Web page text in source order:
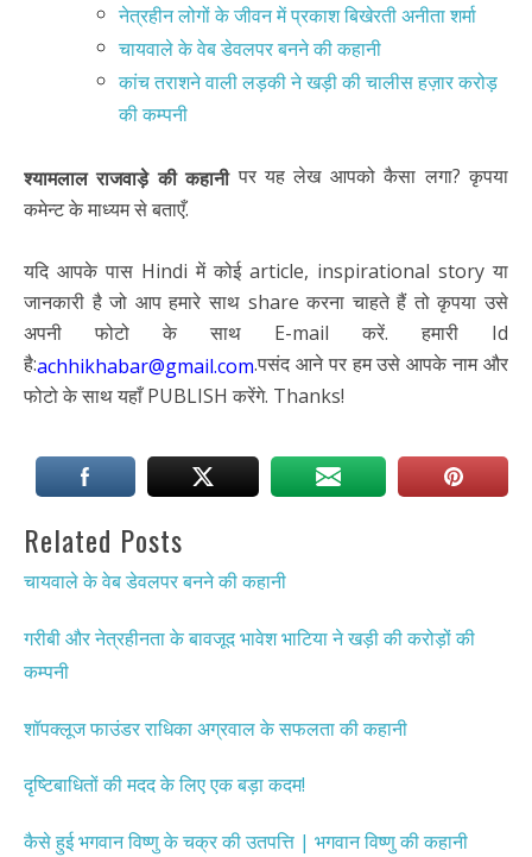
नेत्रहीन लोगों के जीवन में प्रकाश बिखेरती अनीता शर्मा
चायवाले के वेब डेवलपर बनने की कहानी
कांच तराशने वाली लड़की ने खड़ी की चालीस हज़ार करोड़
की कम्पनी
श्यामलाल राजवाड़े की कहानीपर यह लेख आपको कैसा लगा? कृपया
कमेन्ट के माध्यम से बताएँ.
यदि आपके पास Hindi में कोई article, inspirational story या
जानकारी है जो आप हमारे साथ share करना चाहते हैं तो कृपया उसे
अपनी फोटो के साथ E-mail करें. हमारी Id
है:achhikhabar@gmail.com.पसंद आने पर हम उसे आपके नाम और
फोटो के साथ यहाँ PUBLISH करेंगे. Thanks!
Related Posts
चायवाले के वेब डेवलपर बनने की कहानी
गरीबी और नेत्रहीनता के बावजूद भावेश भाटिया ने खड़ी की करोड़ों की
कम्पनी
शॉपक्लूज फाउंडर राधिका अग्रवाल के सफलता की कहानी
दृष्टिबाधितों की मदद के लिए एक बड़ा कदम!
कैसे हुई भगवान विष्णु के चक्र की उतपत्ति | भगवान विष्णु की कहानी